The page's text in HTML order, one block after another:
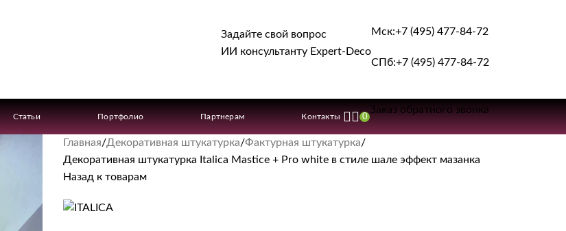
Задайте свой вопрос
ИИ консультанту Expert-Deco
Мск:+7 (495) 477-84-72
СПб:+7 (495) 477-84-72
Статьи Портфолио Партнерам Контакты 0
Заказ обратного звонка
Главная Декоративная штукатурка Фактурная штукатурка
Декоративная штукатурка Italica Mastice + Pro white в стиле шале эффект мазанка
Назад к товарам